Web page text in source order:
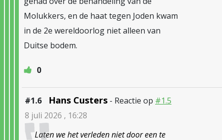
Molukkers, en de haat tegen Joden kwam
in de 2e wereldoorlog niet alleen van
Duitse bodem.
0
#1.6 Hans Custers - Reactie op #1.5
8 juli 2026 , 16:28
Laten we het verleden niet door een te